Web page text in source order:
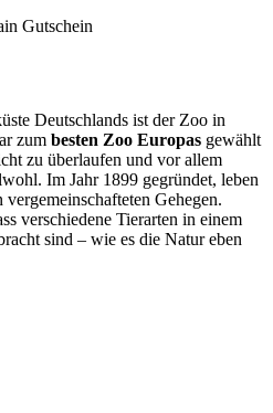
Gutschein
Deutschlands ist der Zoo in
zum besten Zoo Europas gewählt
zu überlaufen und vor allem
Im Jahr 1899 gegründet, leben
vergemeinschafteten Gehegen.
verschiedene Tierarten in einem
sind – wie es die Natur eben